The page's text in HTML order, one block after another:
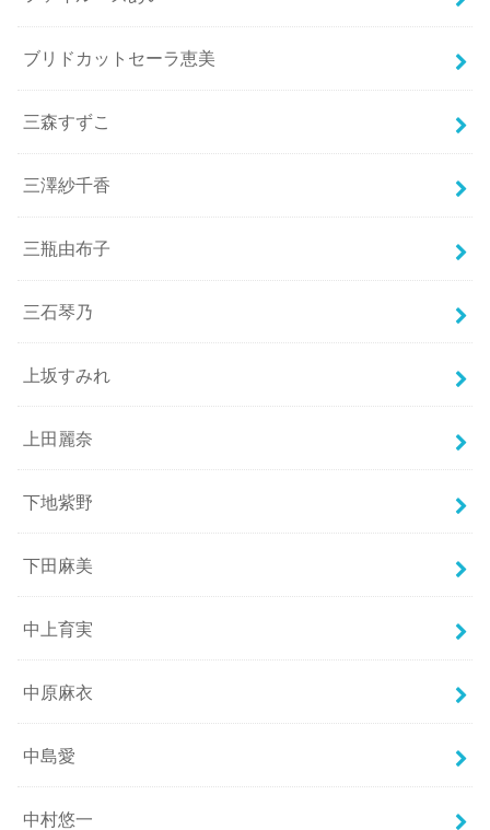
ブリドカットセーラ恵美
三森すずこ
三澤紗千香
三瓶由布子
三石琴乃
上坂すみれ
上田麗奈
下地紫野
下田麻美
中上育実
中原麻衣
中島愛
中村悠一